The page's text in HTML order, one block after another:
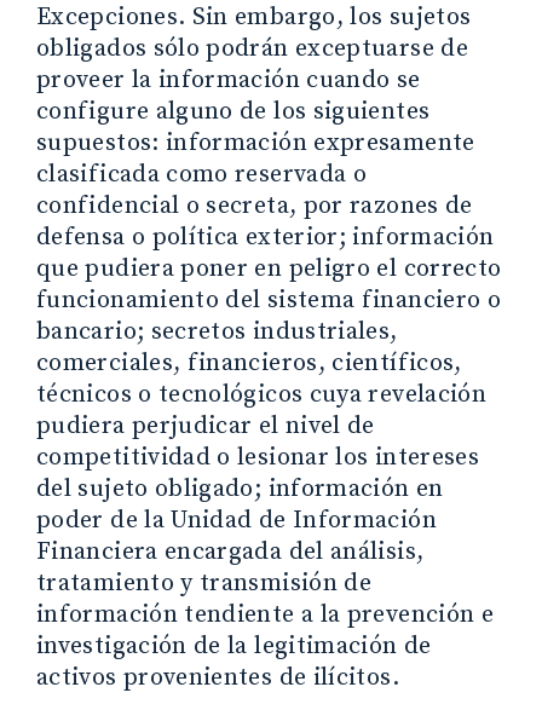
Excepciones. Sin embargo, los sujetos
obligados sólo podrán exceptuarse de
proveer la información cuando se
configure alguno de los siguientes
supuestos: información expresamente
clasificada como reservada o
confidencial o secreta, por razones de
defensa o política exterior; información
que pudiera poner en peligro el correcto
funcionamiento del sistema financiero o
bancario; secretos industriales,
comerciales, financieros, científicos,
técnicos o tecnológicos cuya revelación
pudiera perjudicar el nivel de
competitividad o lesionar los intereses
del sujeto obligado; información en
poder de la Unidad de Información
Financiera encargada del análisis,
tratamiento y transmisión de
información tendiente a la prevención e
investigación de la legitimación de
activos provenientes de ilícitos.